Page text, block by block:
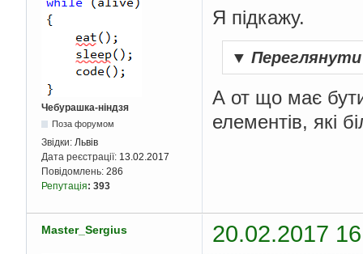
Чебурашка-ніндзя
Поза форумом
Звідки: Львів
Дата реєстрації: 13.02.2017
Повідомлень: 286
Репутація: 393
Я підкажу.
▼ Переглянути
А от що має
елементів, які
Master_Sergius 20.02.2017